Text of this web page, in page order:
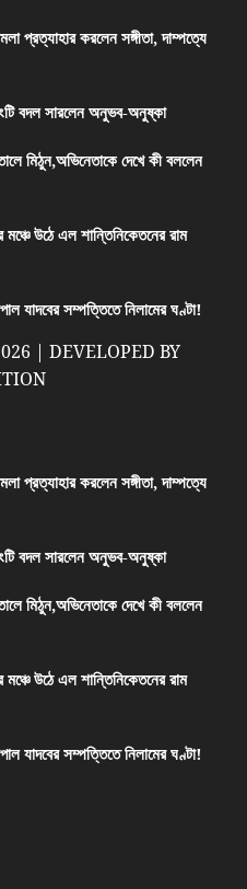
প্রত্যাহার করলেন সঙ্গীতা, দাম্পত্যে
বদল সারলেন অনুভব-অনুষ্কা
মিঠুন,অভিনেতাকে দেখে কী বললেন
মঞ্চে উঠে এল শান্তিনিকেতনের রাম
যাদবের সম্পত্তিতে নিলামের ঘণ্টা!
| DEVELOPED BY
প্রত্যাহার করলেন সঙ্গীতা, দাম্পত্যে
বদল সারলেন অনুভব-অনুষ্কা
মিঠুন,অভিনেতাকে দেখে কী বললেন
মঞ্চে উঠে এল শান্তিনিকেতনের রাম
যাদবের সম্পত্তিতে নিলামের ঘণ্টা!